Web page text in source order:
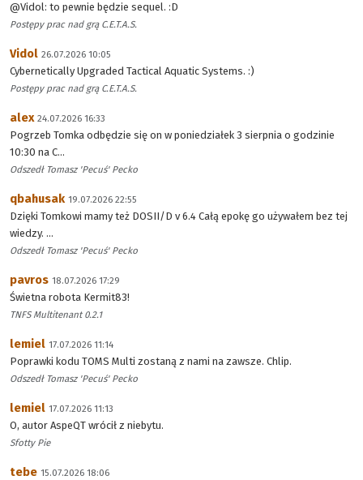
@Vidol: to pewnie będzie sequel. :D
Postępy prac nad grą C.E.T.A.S.
Vidol 26.07.2026 10:05
Cybernetically Upgraded Tactical Aquatic Systems. :)
Postępy prac nad grą C.E.T.A.S.
alex 24.07.2026 16:33
Pogrzeb Tomka odbędzie się on w poniedziałek 3 sierpnia o godzinie
10:30 na C...
Odszedł Tomasz 'Pecuś' Pecko
qbahusak 19.07.2026 22:55
Dzięki Tomkowi mamy też DOSII/D v 6.4 Całą epokę go używałem bez tej
wiedzy. ...
Odszedł Tomasz 'Pecuś' Pecko
pavros 18.07.2026 17:29
Świetna robota Kermit83!
TNFS Multitenant 0.2.1
lemiel 17.07.2026 11:14
Poprawki kodu TOMS Multi zostaną z nami na zawsze. Chlip.
Odszedł Tomasz 'Pecuś' Pecko
lemiel 17.07.2026 11:13
O, autor AspeQT wrócił z niebytu.
Sfotty Pie
tebe 15.07.2026 18:06